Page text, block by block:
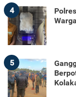
4
5